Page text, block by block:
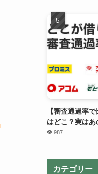
【審査通過率
はどこ？実はあ
987
カテゴリー